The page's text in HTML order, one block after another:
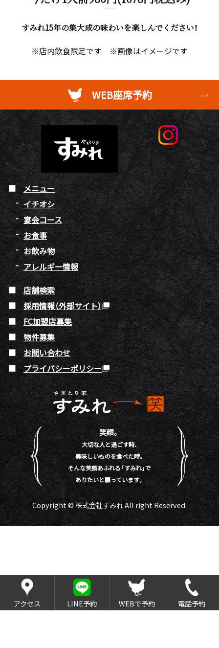
すみれ15年の集大成の味わいを楽しんでください！
※店内飲食限定です ※画像はイメージです
WEB座席予約
メニュー
イチオシ
宴会コース
お食事
お飲み物
アレルギー情報
店舗検索
採用情報（外部サイト）
FC加盟店募集
物件募集
お問い合わせ
プライバシーポリシー
笑顔。
大切な人と過ごす時、
美味しいものを食べた時。
そんな笑顔あふれる「すみれ」で
ありたいと願っています。
Copyright © 株式会社すみれ All right Reserved.
アクセス LINE予約 WEBで予約 電話予約